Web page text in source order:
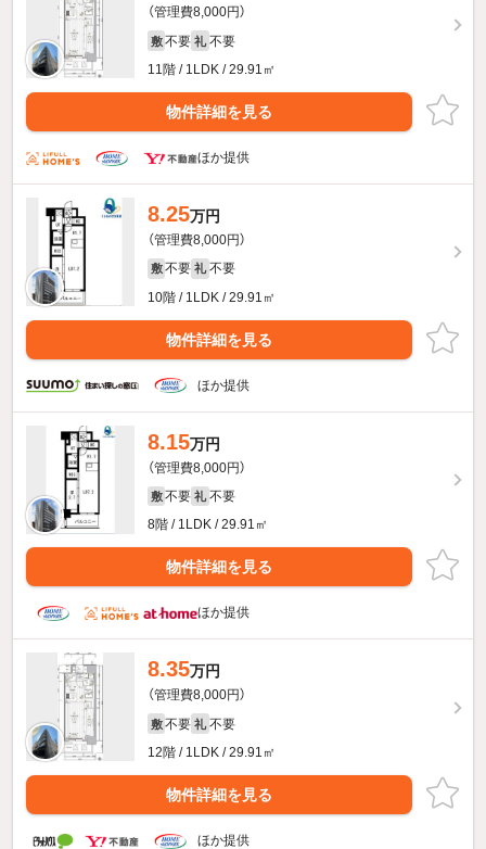
（管理費8,000円）
敷 不要 礼 不要
11階 / 1LDK / 29.91㎡
物件詳細を見る
ほか提供
8.25万円
（管理費8,000円）
敷 不要 礼 不要
10階 / 1LDK / 29.91㎡
物件詳細を見る
ほか提供
8.15万円
（管理費8,000円）
敷 不要 礼 不要
8階 / 1LDK / 29.91㎡
物件詳細を見る
ほか提供
8.35万円
（管理費8,000円）
敷 不要 礼 不要
12階 / 1LDK / 29.91㎡
物件詳細を見る
ほか提供